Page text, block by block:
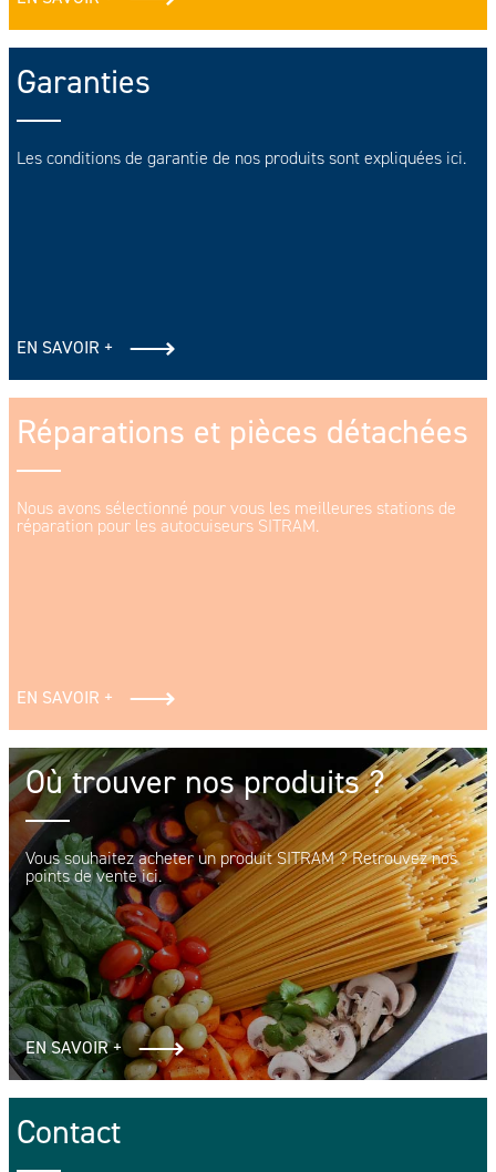
Garanties
Les conditions de garantie de nos produits sont expliquées ici.
EN SAVOIR +
Réparations et pièces détachées
Nous avons sélectionné pour vous les meilleures stations de
réparation pour les autocuiseurs SITRAM.
EN SAVOIR +
Où trouver nos produits ?
Vous souhaitez acheter un produit SITRAM ? Retrouvez nos
points de vente ici.
EN SAVOIR +
Contact